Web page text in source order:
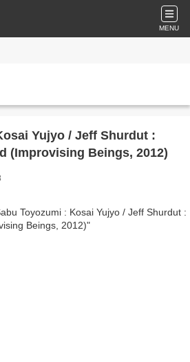
MENU
Yujyo / Jeff Shurdut :
(Improvising Beings, 2012)